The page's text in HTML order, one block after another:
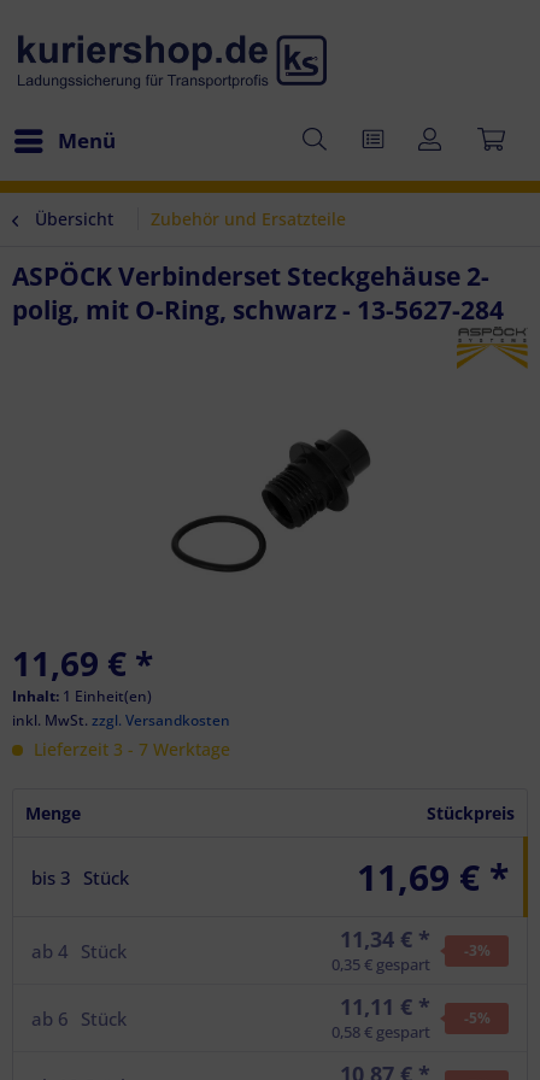
Menü
Übersicht Zubehör und Ersatzteile
ASPÖCK Verbinderset Steckgehäuse 2-
polig, mit O-Ring, schwarz - 13-5627-284
11,69 € *
Inhalt: 1 Einheit(en)
inkl. MwSt. zzgl. Versandkosten
Lieferzeit 3 - 7 Werktage
Menge Stückpreis
bis 3 Stück 11,69 € *
ab 4 Stück 11,34 € *
0,35 € gespart
-3%
ab 6 Stück 11,11 € *
0,58 € gespart
-5%
10,87 € *